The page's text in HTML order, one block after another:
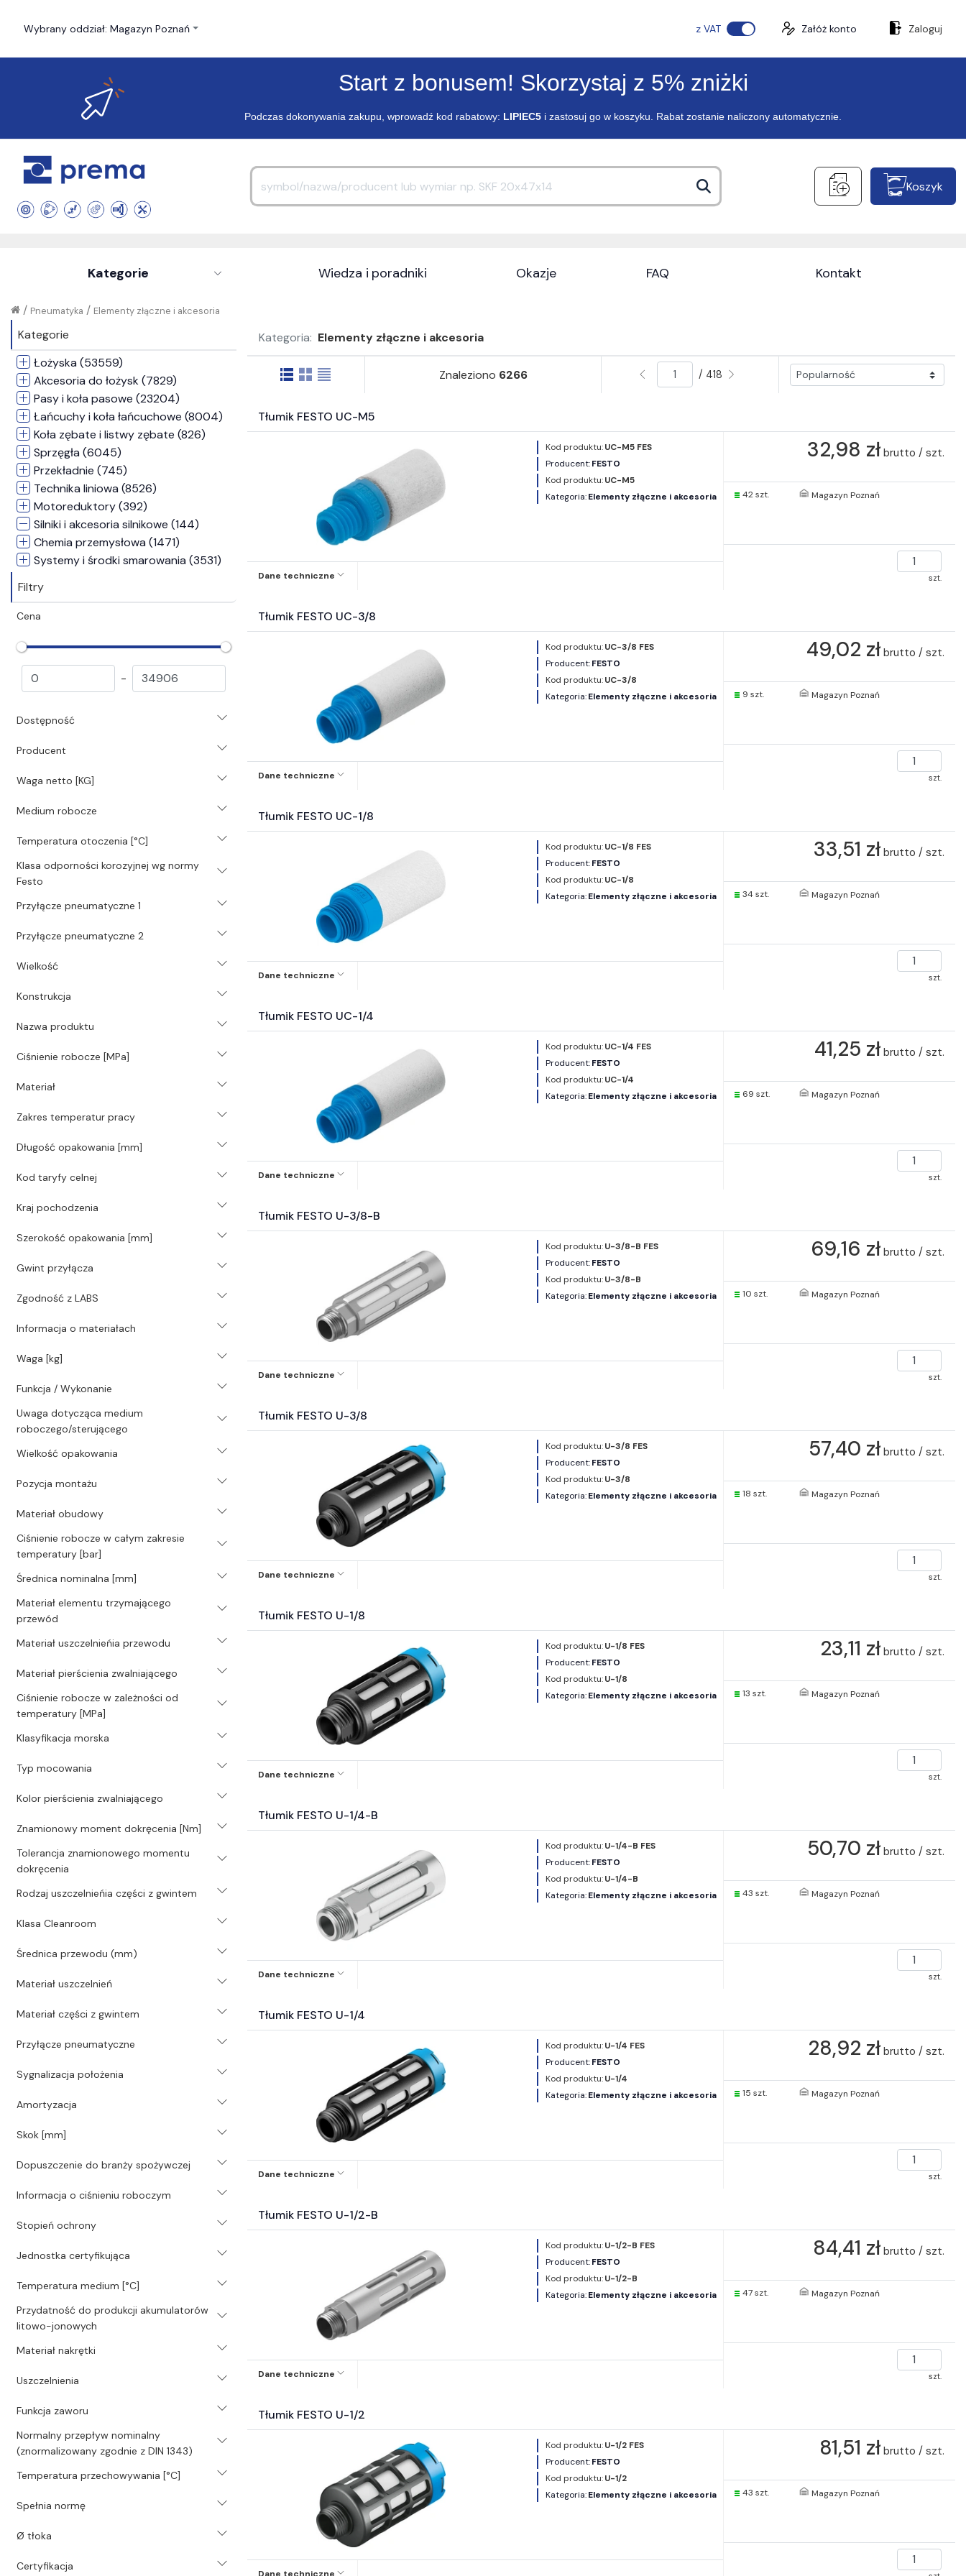
Wybrany oddział: Magazyn Poznań z VAT Załóż konto Zaloguj
Start z bonusem! Skorzystaj z 5% zniżki
Podczas dokonywania zakupu, wprowadź kod rabatowy: LIPIEC5 i zastosuj go w koszyku. Rabat zostanie naliczony automatycznie.
Koszyk
Kategorie Wiedza i poradniki Okazje FAQ Kontakt
Elementy złączne i akcesoria
/
Pneumatyka
/
Kategorie
Łożyska (53559)
Akcesoria do łożysk (7829)
Pasy i koła pasowe (23204)
Łańcuchy i koła łańcuchowe (8004)
Koła zębate i listwy zębate (826)
Sprzęgła (6045)
Przekładnie (745)
Technika liniowa (8526)
Motoreduktory (392)
Silniki i akcesoria silnikowe (144)
Chemia przemysłowa (1471)
Systemy i środki smarowania (3531)
Pneumatyka (36174)
Przygotowanie powietrza (2648)
Elementy elektro-pneumatyczne
(6266)
Inne (766)
Świece (203)
Hydraulika (1488)
Akcesoria BHP i odzież (323)
Samochodowe Zestawy naprawcze i
inne akc (121)
Surowce energetyczne i paliwa (19)
Filtry inne* (504)
Węże przemysłowe (265)
Pompy (42)
(2)
Inne części-nie zakwalifikowane
wyżej* (5647)
Filtry
Cena
-
Dostępność
Producent
Waga netto [KG]
Medium robocze
Temperatura otoczenia [°C]
Klasa odporności korozyjnej wg normy
Festo
Przyłącze pneumatyczne 1
Przyłącze pneumatyczne 2
Wielkość
Konstrukcja
Nazwa produktu
Ciśnienie robocze [MPa]
Materiał
Zakres temperatur pracy
Długość opakowania [mm]
Kod taryfy celnej
Kraj pochodzenia
Szerokość opakowania [mm]
Gwint przyłącza
Zgodność z LABS
Informacja o materiałach
Waga [kg]
Funkcja / Wykonanie
Uwaga dotycząca medium
roboczego/sterującego
Wielkość opakowania
Pozycja montażu
Materiał obudowy
Ciśnienie robocze w całym zakresie
temperatury [bar]
Średnica nominalna [mm]
Materiał elementu trzymającego
przewód
Materiał uszczelnieńia przewodu
Materiał pierścienia zwalniającego
Ciśnienie robocze w zależności od
temperatury [MPa]
Klasyfikacja morska
Typ mocowania
Kolor pierścienia zwalniającego
Znamionowy moment dokręcenia [Nm]
Tolerancja znamionowego momentu
dokręcenia
Rodzaj uszczelnieńia części z gwintem
Klasa Cleanroom
Średnica przewodu (mm)
Materiał uszczelnień
Materiał części z gwintem
Przyłącze pneumatyczne
Sygnalizacja położenia
Amortyzacja
Skok [mm]
Dopuszczenie do branży spożywczej
Informacja o ciśnieniu roboczym
Stopień ochrony
Jednostka certyfikująca
Temperatura medium [°C]
Przydatność do produkcji akumulatorów
litowo-jonowych
Materiał nakrętki
Uszczelnienia
Funkcja zaworu
Normalny przepływ nominalny
(znormalizowany zgodnie z DIN 1343)
Temperatura przechowywania [°C]
Spełnia normę
Ø tłoka
Certyfikacja
Kategoria: Elementy złączne i akcesoria
Znaleziono 6266 / 418
Tłumik FESTO UC-M5
Kod produktu:UC-M5 FES
Producent:FESTO
Kod produktu:UC-M5
Kategoria:Elementy złączne i akcesoria
Dane techniczne
32,98 zł brutto / szt.
42 szt. Magazyn Poznań
szt.
Tłumik FESTO UC-3/8
Kod produktu:UC-3/8 FES
Producent:FESTO
Kod produktu:UC-3/8
Kategoria:Elementy złączne i akcesoria
Dane techniczne
49,02 zł brutto / szt.
9 szt. Magazyn Poznań
szt.
Tłumik FESTO UC-1/8
Kod produktu:UC-1/8 FES
Producent:FESTO
Kod produktu:UC-1/8
Kategoria:Elementy złączne i akcesoria
Dane techniczne
33,51 zł brutto / szt.
34 szt. Magazyn Poznań
szt.
Tłumik FESTO UC-1/4
Kod produktu:UC-1/4 FES
Producent:FESTO
Kod produktu:UC-1/4
Kategoria:Elementy złączne i akcesoria
Dane techniczne
41,25 zł brutto / szt.
69 szt. Magazyn Poznań
szt.
Tłumik FESTO U-3/8-B
Kod produktu:U-3/8-B FES
Producent:FESTO
Kod produktu:U-3/8-B
Kategoria:Elementy złączne i akcesoria
Dane techniczne
69,16 zł brutto / szt.
10 szt. Magazyn Poznań
szt.
Tłumik FESTO U-3/8
Kod produktu:U-3/8 FES
Producent:FESTO
Kod produktu:U-3/8
Kategoria:Elementy złączne i akcesoria
Dane techniczne
57,40 zł brutto / szt.
18 szt. Magazyn Poznań
szt.
Tłumik FESTO U-1/8
Kod produktu:U-1/8 FES
Producent:FESTO
Kod produktu:U-1/8
Kategoria:Elementy złączne i akcesoria
Dane techniczne
23,11 zł brutto / szt.
13 szt. Magazyn Poznań
szt.
Tłumik FESTO U-1/4-B
Kod produktu:U-1/4-B FES
Producent:FESTO
Kod produktu:U-1/4-B
Kategoria:Elementy złączne i akcesoria
Dane techniczne
50,70 zł brutto / szt.
43 szt. Magazyn Poznań
szt.
Tłumik FESTO U-1/4
Kod produktu:U-1/4 FES
Producent:FESTO
Kod produktu:U-1/4
Kategoria:Elementy złączne i akcesoria
Dane techniczne
28,92 zł brutto / szt.
15 szt. Magazyn Poznań
szt.
Tłumik FESTO U-1/2-B
Kod produktu:U-1/2-B FES
Producent:FESTO
Kod produktu:U-1/2-B
Kategoria:Elementy złączne i akcesoria
Dane techniczne
84,41 zł brutto / szt.
47 szt. Magazyn Poznań
szt.
Tłumik FESTO U-1/2
Kod produktu:U-1/2 FES
Producent:FESTO
Kod produktu:U-1/2
Kategoria:Elementy złączne i akcesoria
Dane techniczne
81,51 zł brutto / szt.
43 szt. Magazyn Poznań